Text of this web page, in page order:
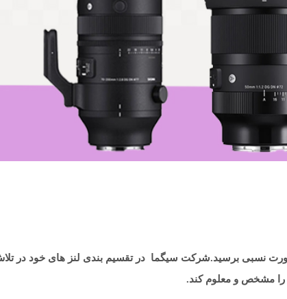
صورت نسبی برسید.شرکت سیگما در تقسیم بندی لنز های خود در
را مشخص و معلوم کند.